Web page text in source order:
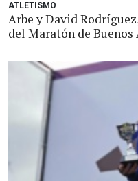
ATLETISMO
Arbe y David
del Maratón de Buenos